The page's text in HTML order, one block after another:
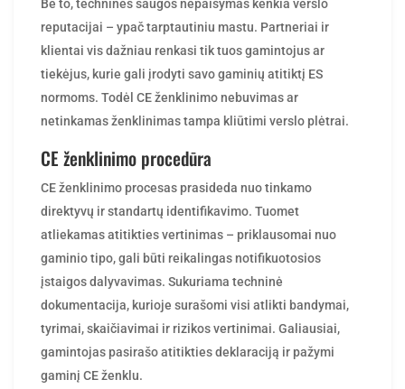
reputacijai – ypač tarptautiniu mastu. Partneriai ir
klientai vis dažniau renkasi tik tuos gamintojus ar
tiekėjus, kurie gali įrodyti savo gaminių atitiktį ES
normoms. Todėl CE ženklinimo nebuvimas ar
netinkamas ženklinimas tampa kliūtimi verslo plėtrai.
CE ženklinimo procesas prasideda nuo tinkamo
direktyvų ir standartų identifikavimo. Tuomet
atliekamas atitikties vertinimas – priklausomai nuo
gaminio tipo, gali būti reikalingas notifikuotosios
įstaigos dalyvavimas. Sukuriama techninė
dokumentacija, kurioje surašomi visi atlikti bandymai,
tyrimai, skaičiavimai ir rizikos vertinimai. Galiausiai,
gamintojas pasirašo atitikties deklaraciją ir pažymi
gaminį CE ženklu.